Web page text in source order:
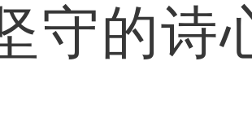
守的诗